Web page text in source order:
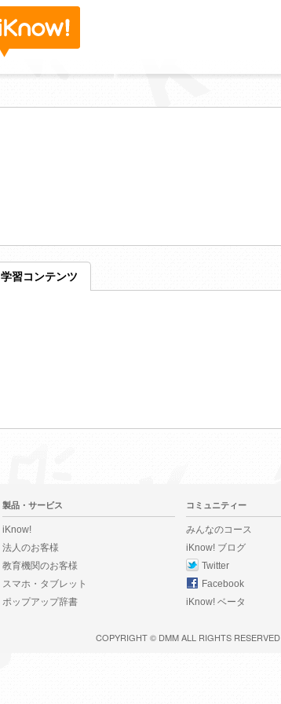
学習コンテンツ
製品・サービス
iKnow!
法人のお客様
教育機関のお客様
スマホ・タブレット
ポップアップ辞書
コミュニティー
みんなのコース
iKnow! ブログ
Twitter
Facebook
iKnow! ベータ
COPYRIGHT © DMMALL RIGHTS RESERVED